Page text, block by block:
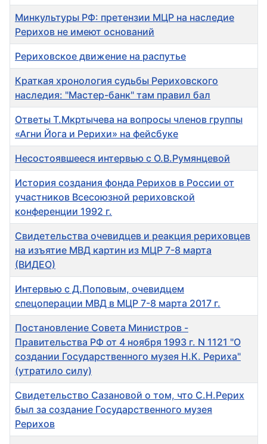
Минкультуры РФ: претензии МЦР на наследие
Рерихов не имеют оснований
Рериховское движение на распутье
Краткая хронология судьбы Рериховского
наследия: "Мастер-банк" там правил бал
Ответы Т.Мкртычева на вопросы членов группы
«Агни Йога и Рерихи» на фейсбуке
Несостоявшееся интервью с О.В.Румянцевой
История создания фонда Рерихов в России от
участников Всесоюзной рериховской
конференции 1992 г.
Свидетельства очевидцев и реакция рериховцев
на изъятие МВД картин из МЦР 7-8 марта
(ВИДЕО)
Интервью с Д.Поповым, очевидцем
спецоперации МВД в МЦР 7-8 марта 2017 г.
Постановление Совета Министров -
Правительства РФ от 4 ноября 1993 г. N 1121 "О
создании Государственного музея Н.К. Рериха"
(утратило силу)
Свидетельство Сазановой о том, что С.Н.Рерих
был за создание Государственного музея
Рерихов